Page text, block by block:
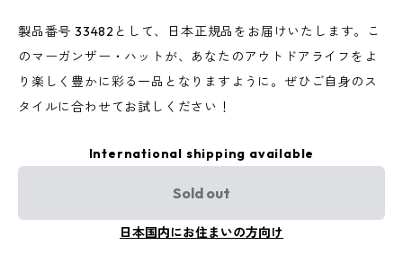
製品番号 33482として、日本正規品をお届けいたします。こ
のマーガンザー・ハットが、あなたのアウトドアライフをよ
り楽しく豊かに彩る一品となりますように。ぜひご自身のス
タイルに合わせてお試しください！
International shipping available
Sold out
日本国内にお住まいの方向け